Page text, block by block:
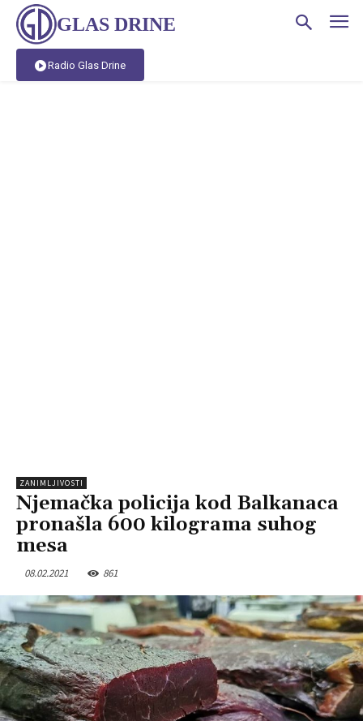
GLAS DRINE
Radio Glas Drine
ZANIMLJIVOSTI
Njemačka policija kod Balkanaca
pronašla 600 kilograma suhog
mesa
08.02.2021 861